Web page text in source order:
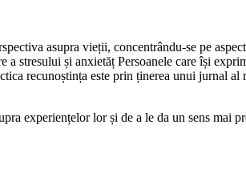
asupra vieții, concentrându-se pe
stresului și anxietăț Persoanele care își
recunoștința este prin ținerea unui jurnal
experiențelor lor și de a le da un sens mai